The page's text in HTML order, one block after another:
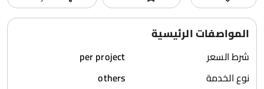
المواصفات الرئيسية
شرط السعر
per project
نوع الخدمة
others